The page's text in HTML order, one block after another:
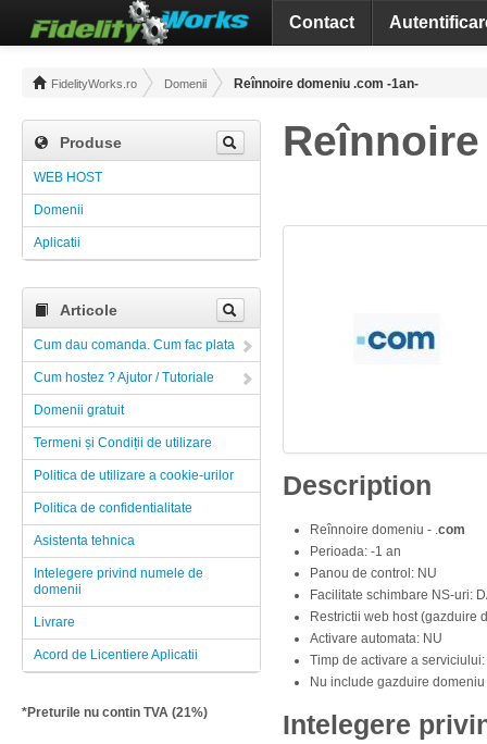
Contact
FidelityWorks.ro Domenii Reînnoire domeniu .com -1an-
Produse
WEB HOST
Domenii
Aplicatii
Articole
Cum dau comanda. Cum fac plata
Cum hostez ? Ajutor / Tutoriale
Domenii gratuit
Termeni și Condiții de utilizare
Politica de utilizare a cookie-urilor
Politica de confidentialitate
Asistenta tehnica
Intelegere privind numele de
domenii
Livrare
Acord de Licentiere Aplicatii
*Preturile nu contin TVA (21%)
Description
Reînnoire domeniu - .com
Perioada: -1 an
Panou de control: NU
Facilitate schimbare NS-uri:
Restrictii web host (gazduire
Activare automata: NU
Timp de activare a
Nu include gazduire
Intelegere